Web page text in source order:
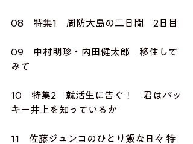
08　特集1　周防大島の二日間　2日目
09　中村明珍・内田健太郎　移住して
みて
10　特集2　就活生に告ぐ！　君はバッ
キー井上を知っているか
11　佐藤ジュンコのひとり飯な日々 特